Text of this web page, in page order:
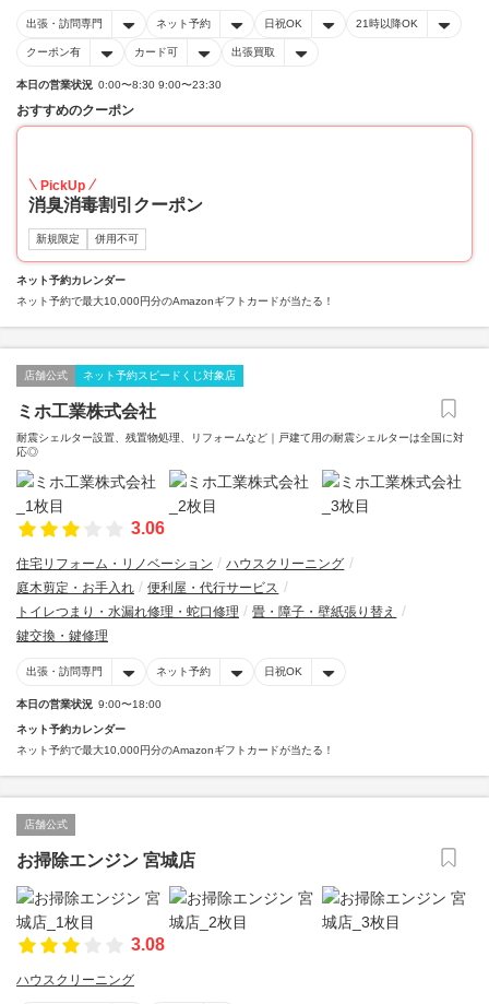
出張・訪問専門 ネット予約 日祝OK 21時以降OK
クーポン有 カード可 出張買取
本日の営業状況 0:00〜8:30 9:00〜23:30
おすすめのクーポン
PickUp
消臭消毒割引クーポン
新規限定 併用不可
ネット予約カレンダー
ネット予約で最大10,000円分のAmazonギフトカードが当たる！
店舗公式 ネット予約スピードくじ対象店
ミホ工業株式会社
耐震シェルター設置、残置物処理、リフォームなど｜戸建て用の耐震シェルターは全国に対
応◎
3.06
住宅リフォーム・リノベーション
ハウスクリーニング
庭木剪定・お手入れ
便利屋・代行サービス
トイレつまり・水漏れ修理・蛇口修理
畳・障子・壁紙張り替え
鍵交換・鍵修理
出張・訪問専門 ネット予約 日祝OK
本日の営業状況 9:00〜18:00
ネット予約カレンダー
ネット予約で最大10,000円分のAmazonギフトカードが当たる！
店舗公式
お掃除エンジン 宮城店
3.08
ハウスクリーニング